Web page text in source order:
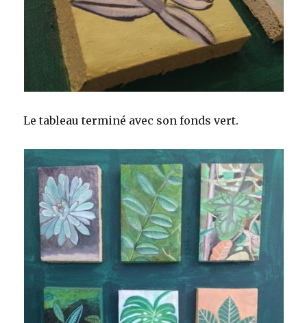
Le tableau terminé avec son fonds vert.